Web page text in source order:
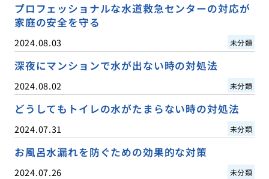
プロフェッショナルな水道救急センターの対応が
家庭の安全を守る
2024.08.03 未分類
深夜にマンションで水が出ない時の対処法
2024.08.02 未分類
どうしてもトイレの水がたまらない時の対処法
2024.07.31 未分類
お風呂水漏れを防ぐための効果的な対策
2024.07.26 未分類